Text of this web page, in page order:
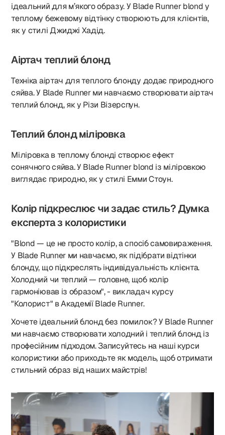
ідеальний для м’якого образу. У Blade Runner blond у
теплому бежевому відтінку створюють для клієнтів,
як у стилі Джиджі Хадід.
Аіртач теплий блонд
Техніка аіртач для теплого блонду додає природного
сяйва. У Blade Runner ми навчаємо створювати аіртач
теплий блонд, як у Різи Візерспун.
Теплий блонд міліровка
Міліровка в теплому блонді створює ефект
сонячного сяйва. У Blade Runner blond із міліровкою
виглядає природно, як у стилі Емми Стоун.
Колір підкреслює чи задає стиль? Думка
експерта з колористики
"Blond — це не просто колір, а спосіб самовираження.
У Blade Runner ми навчаємо, як підібрати відтінки
блонду, що підкреслять індивідуальність клієнта.
Холодний чи теплий — головне, щоб колір
гармоніював із образом", - викладач курсу
"Колорист" в Академії Blade Runner.
Хочете ідеальний блонд без помилок? У Blade Runner
ми навчаємо створювати холодний і теплий блонд із
професійним підходом. Записуйтесь на наші курси
колористики або приходьте як модель, щоб отримати
стильний образ від наших майстрів!